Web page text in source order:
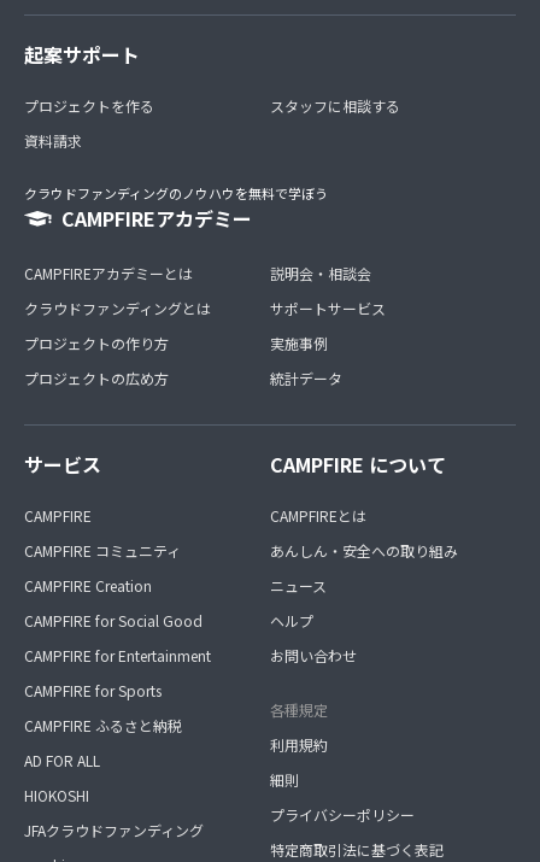
起案サポート
プロジェクトを作る
資料請求
スタッフに相談する
クラウドファンディングのノウハウを無料で学ぼう
CAMPFIREアカデミー
CAMPFIREアカデミーとは
クラウドファンディングとは
プロジェクトの作り方
プロジェクトの広め方
説明会・相談会
サポートサービス
実施事例
統計データ
サービス
CAMPFIRE
CAMPFIRE コミュニティ
CAMPFIRE Creation
CAMPFIRE for Social Good
CAMPFIRE for Entertainment
CAMPFIRE for Sports
CAMPFIRE ふるさと納税
AD FOR ALL
HIOKOSHI
JFAクラウドファンディング
CAMPFIRE について
CAMPFIREとは
あんしん・安全への取り組み
ニュース
ヘルプ
お問い合わせ
各種規定
利用規約
細則
プライバシーポリシー
特定商取引法に基づく表記